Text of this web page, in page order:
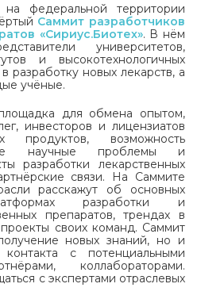
федеральной территории
Саммит разработчиков
«Сириус.Биотех». В нём
университетов,
и высокотехнологичных
разработку новых лекарств, а
учёные.
для обмена опытом,
инвесторов и лицензиатов
продуктов, возможность
научные проблемы и
разработки лекарственных
связи. На Саммите
расскажут об основных
разработки и
препаратов, трендах в
своих команд. Саммит
новых знаний, но и
с потенциальными
коллабораторами.
с экспертами отраслевых